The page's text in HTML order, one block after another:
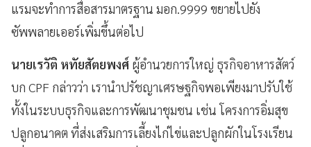
แรมจะทำการสื่อสารมาตรฐาน มอก.9999 ขยายไปยัง
ซัพพลายเออร์เพิ่มขึ้นต่อไป
นายเรวัติ หทัยสัตยพงศ์ ผู้อำนวยการใหญ่ ธุรกิจอาหารสัตว์
บก CPF กล่าวว่า เรานำปรัชญาเศรษฐกิจพอเพียงมาปรับใช้
ทั้งในระบบธุรกิจและการพัฒนาชุมชน เช่น โครงการอิ่มสุข
ปลูกอนาคต ที่ส่งเสริมการเลี้ยงไก่ไข่และปลูกผักในโรงเรียน